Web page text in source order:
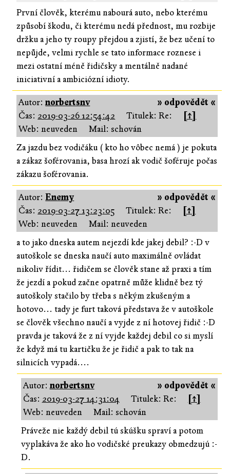
První člověk, kterému nabourá auto, nebo kterému
způsobí škodu, či kterému nedá přednost, mu rozbije
držku a jeho ty roupy přejdou a zjistí, že bez učení to
nepůjde, velmi rychle se tato informace roznese i
mezi ostatní méně řidičsky a mentálně nadané
iniciativní a ambiciózní idioty.
» odpovědět «
Autor:norbertsnv
Čas: 2019-03-26 12:54:42 Titulek: Re:
[↑]
Web: neuveden
Mail: schován
Za jazdu bez vodičáku ( kto ho vôbec nemá ) je pokuta
a zákaz šoférovania, basa hrozí ak vodič šoféruje počas
zákazu šoférovania.
» odpovědět «
Autor:Enemy
Čas: 2019-03-27 13:23:05 Titulek: Re:
[↑]
Web: neuveden
Mail: neuveden
a to jako dneska autem nejezdí kde jakej debil? :-D v
autoškole se dneska naučí auto maximálně ovládat
nikoliv řídit... řidičem se člověk stane až praxi a tím
že jezdí a pokud začne opatrně může klidně bez tý
autoškoly stačilo by třeba s někým zkušeným a
hotovo... tady je furt taková představa že v autoškole
se člověk všechno naučí a vyjde z ní hotovej řidič :-D
pravda je taková že z ní vyjde každej debil co si myslí
že když má tu kartičku že je řidič a pak to tak na
silnicích vypadá....
» odpovědět «
Autor:norbertsnv
Čas: 2019-03-27 14:31:04 Titulek: Re:
[↑]
Web: neuveden
Mail: schován
Práveže nie každý debil tú skúšku spraví a potom
vyplakáva že ako ho vodičské preukazy obmedzujú :-
D.